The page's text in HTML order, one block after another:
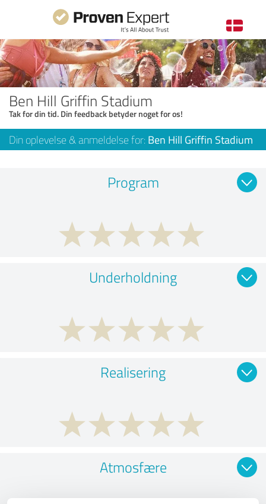
Ben Hill Griffin Stadium
Tak for din tid. Din feedback betyder noget for os!
Din oplevelse & anmeldelse for: Ben Hill Griffin Stadium
Program
Underholdning
Realisering
Atmosfære